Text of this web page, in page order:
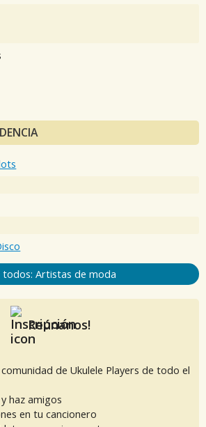
todos: Artistas de moda
Reúnanos!
de Ukulele Players de todo el
haz amigos
en tu cancionero